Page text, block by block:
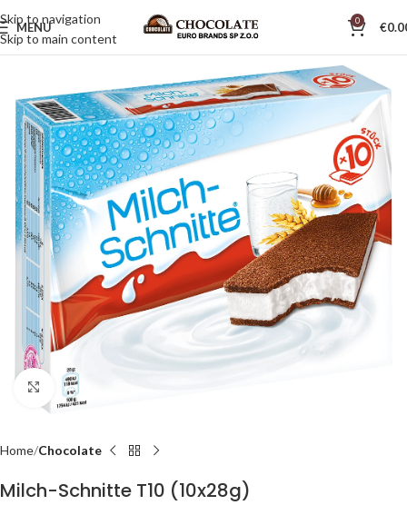
Skip to navigation
Skip to main content
MENU 0 €
Click to enlarge
Home Chocolate
Milch-Schnitte T10 (10x28g)